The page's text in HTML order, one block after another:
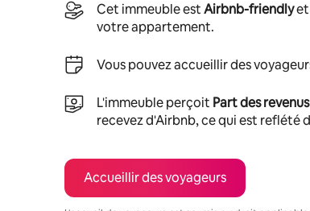
Cet immeuble estAirbnb-friendlyet
votre appartement.
Vous pouvez accueillir des
L'immeuble perçoit Part des revenus
recevez d'Airbnb, ce qui est reflété
Accueillir des voyageurs